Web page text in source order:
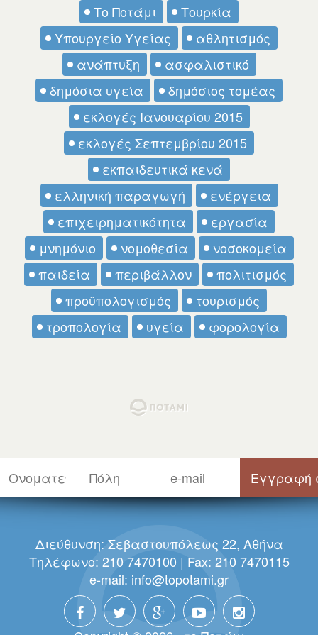
Το Ποτάμι
Τουρκία
Υπουργείο Υγείας
αθλητισμός
ανάπτυξη
ασφαλιστικό
δημόσια υγεία
δημόσιος τομέας
εκλογές Ιανουαρίου 2015
εκλογές Σεπτεμβρίου 2015
εκπαιδευτικά κενά
ελληνική παραγωγή
ενέργεια
επιχειρηματικότητα
εργασία
μνημόνιο
νομοθεσία
νοσοκομεία
παιδεία
περιβάλλον
πολιτισμός
προϋπολογισμός
τουρισμός
τροπολογία
υγεία φορολογία
Διεύθυνση: Σεβαστουπόλεως 22, Αθήνα
Τηλέφωνο: 210 7470100 | Fax: 210 7470115
e-mail: info@topotami.gr